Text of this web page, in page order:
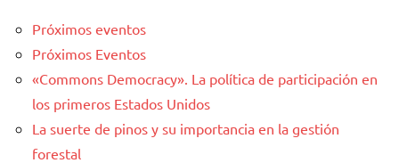
Próximos eventos
Próximos Eventos
«Commons Democracy». La política de participación en
los primeros Estados Unidos
La suerte de pinos y su importancia en la gestión
forestal